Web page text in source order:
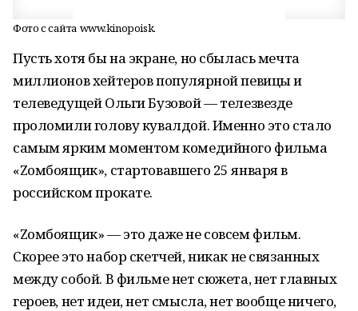
Фото с сайта www.kinopoisk.
Пусть хотя бы на экране, но сбылась мечта
миллионов хейтеров популярной певицы и
телеведущей Ольги Бузовой — телезвезде
проломили голову кувалдой. Именно это стало
самым ярким моментом комедийного фильма
«Zомбоящик», стартовавшего 25 января в
российском прокате.
«Zомбоящик» — это даже не совсем фильм.
Скорее это набор скетчей, никак не связанных
между собой. В фильме нет сюжета, нет главных
героев, нет идеи, нет смысла, нет вообще ничего,